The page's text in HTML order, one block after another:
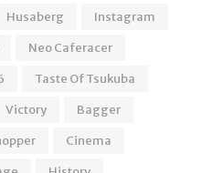
Husaberg
Instagram
Neo Caferacer
Taste Of Tsukuba
Victory
Bagger
Cinema